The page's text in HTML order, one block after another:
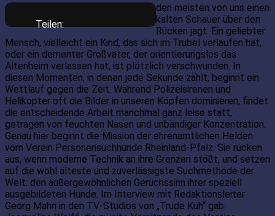
Teilen:
den meisten von uns einen
kalten Schauer über den
Rücken jagt: Ein geliebter
Mensch, vielleicht ein Kind, das sich im Trubel verlaufen hat,
oder ein dementer Großvater, der orientierungslos das
Altenheim verlassen hat, ist plötzlich verschwunden. In
diesen Momenten, in denen jede Sekunde zählt, beginnt ein
Wettlauf gegen die Zeit. Während Polizeisirenen und
Helikopter oft die Bilder in unseren Köpfen dominieren, findet
die entscheidende Arbeit manchmal ganz leise statt,
getragen von feuchten Nasen und unbändiger Konzentration.
Genau hier beginnt die Mission der ehrenamtlichen Helden
vom Verein Personensuchhunde Rheinland-Pfalz. Sie rücken
aus, wenn moderne Technik an ihre Grenzen stößt, und setzen
auf die wohl älteste und zuverlässigste Suchmethode der
Welt: den außergewöhnlichen Geruchssinn ihrer speziell
ausgebildeten Hunde. Im Interview mit Redaktionsleiter
Georg Mahn in den TV-Studios von „Trude Kuh“ gab